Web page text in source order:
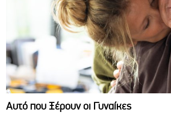
Αυτό που Ξέρουν οι Γυναίκες